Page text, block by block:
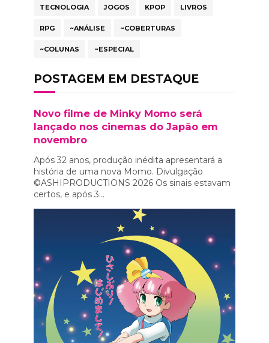
TECNOLOGIA JOGOS KPOP LIVROS
RPG ~ANÁLISE ~COBERTURAS
~COLUNAS ~ESPECIAL
POSTAGEM EM DESTAQUE
Novo filme de Minky Momo será
lançado nos cinemas do Japão em
novembro
Após 32 anos, produção inédita apresentará a
história de uma nova Momo. Divulgação
©ASHIPRODUCTIONS 2026 Os sinais estavam
certos, e após 3...